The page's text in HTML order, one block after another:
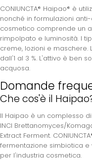
CONIUNCTA® Haipao® è
nonché in formulazioni
cosmetico comprende un
rimpolpato e luminosità. I
creme, lozioni e
dall'1 al 3 %. L'attivo è ben
acquosa.
Domande
Che cos'è il
Il Haipao è un complesso
INCI Brettanomyces/
Extract Ferment.
fermentazione simbiotica
per l'industria cosmetica.